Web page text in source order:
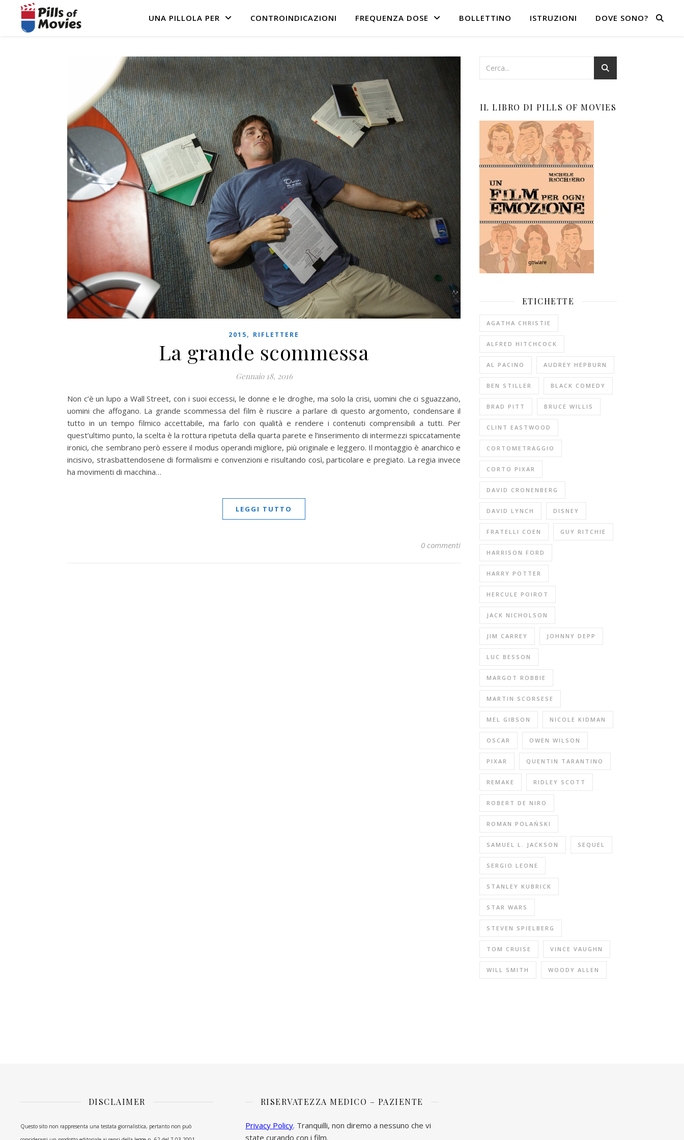
UNA PILLOLA PER CONTROINDICAZIONI FREQUENZA DOSE BOLLETTINO ISTRUZIONI DOVE SONO?
2015, RIFLETTERE
La grande scommessa
Gennaio 18, 2016
Non c’è un lupo a Wall Street, con i suoi eccessi, le donne e le droghe, ma solo la crisi, uomini che ci sguazzano,
uomini che affogano. La grande scommessa del film è riuscire a parlare di questo argomento, condensare il
tutto in un tempo filmico accettabile, ma farlo con qualità e rendere i contenuti comprensibili a tutti. Per
quest’ultimo punto, la scelta è la rottura ripetuta della quarta parete e l’inserimento di intermezzi spiccatamente
ironici, che sembrano però essere il modus operandi migliore, più originale e leggero. Il montaggio è anarchico e
incisivo, strasbattendosene di formalismi e convenzioni e risultando così, particolare e pregiato. La regia invece
ha movimenti di macchina…
LEGGI TUTTO
0 commenti
IL LIBRO DI PILLS OF MOVIES
ETICHETTE
AGATHA CHRISTIE
ALFRED HITCHCOCK
AL PACINO AUDREY HEPBURN
BEN STILLER BLACK COMEDY
BRAD PITT BRUCE WILLIS
CLINT EASTWOOD
CORTOMETRAGGIO
CORTO PIXAR
DAVID CRONENBERG
DAVID LYNCH DISNEY
FRATELLI COEN GUY RITCHIE
HARRISON FORD
HARRY POTTER
HERCULE POIROT
JACK NICHOLSON
JIM CARREY JOHNNY DEPP
LUC BESSON
MARGOT ROBBIE
MARTIN SCORSESE
MEL GIBSON NICOLE KIDMAN
OSCAR OWEN WILSON
PIXAR QUENTIN TARANTINO
REMAKE RIDLEY SCOTT
ROBERT DE NIRO
ROMAN POLAŃSKI
SAMUEL L. JACKSON SEQUEL
SERGIO LEONE
STANLEY KUBRICK
STAR WARS
STEVEN SPIELBERG
TOM CRUISE VINCE VAUGHN
WILL SMITH WOODY ALLEN
DISCLAIMER
Questo sito non rappresenta una testata giornalistica, pertanto non può
RISERVATEZZA MEDICO – PAZIENTE
Privacy Policy. Tranquilli, non diremo a nessuno che vi
state curando con i film.